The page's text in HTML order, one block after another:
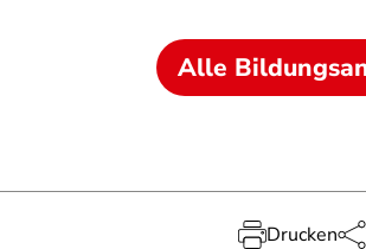
Alle
Drucken